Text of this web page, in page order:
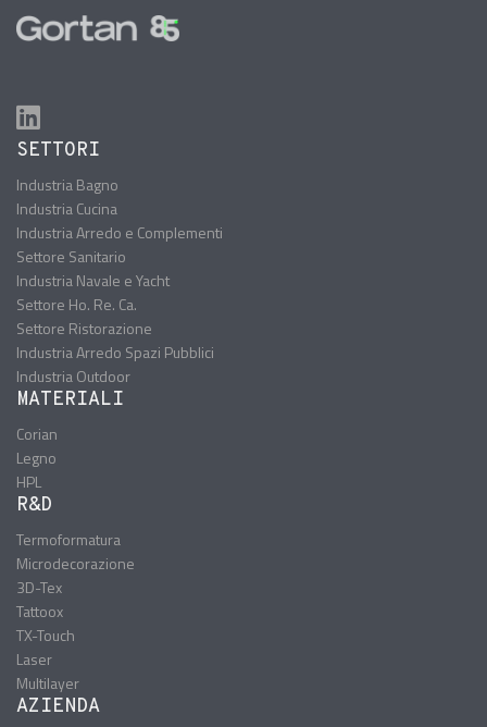
SETTORI
Industria Bagno
Industria Cucina
Industria Arredo e Complementi
Settore Sanitario
Industria Navale e Yacht
Settore Ho. Re. Ca.
Settore Ristorazione
Industria Arredo Spazi Pubblici
Industria Outdoor
MATERIALI
Corian
Legno
HPL
R&D
Termoformatura
Microdecorazione
3D-Tex
Tattoox
TX-Touch
Laser
Multilayer
AZIENDA